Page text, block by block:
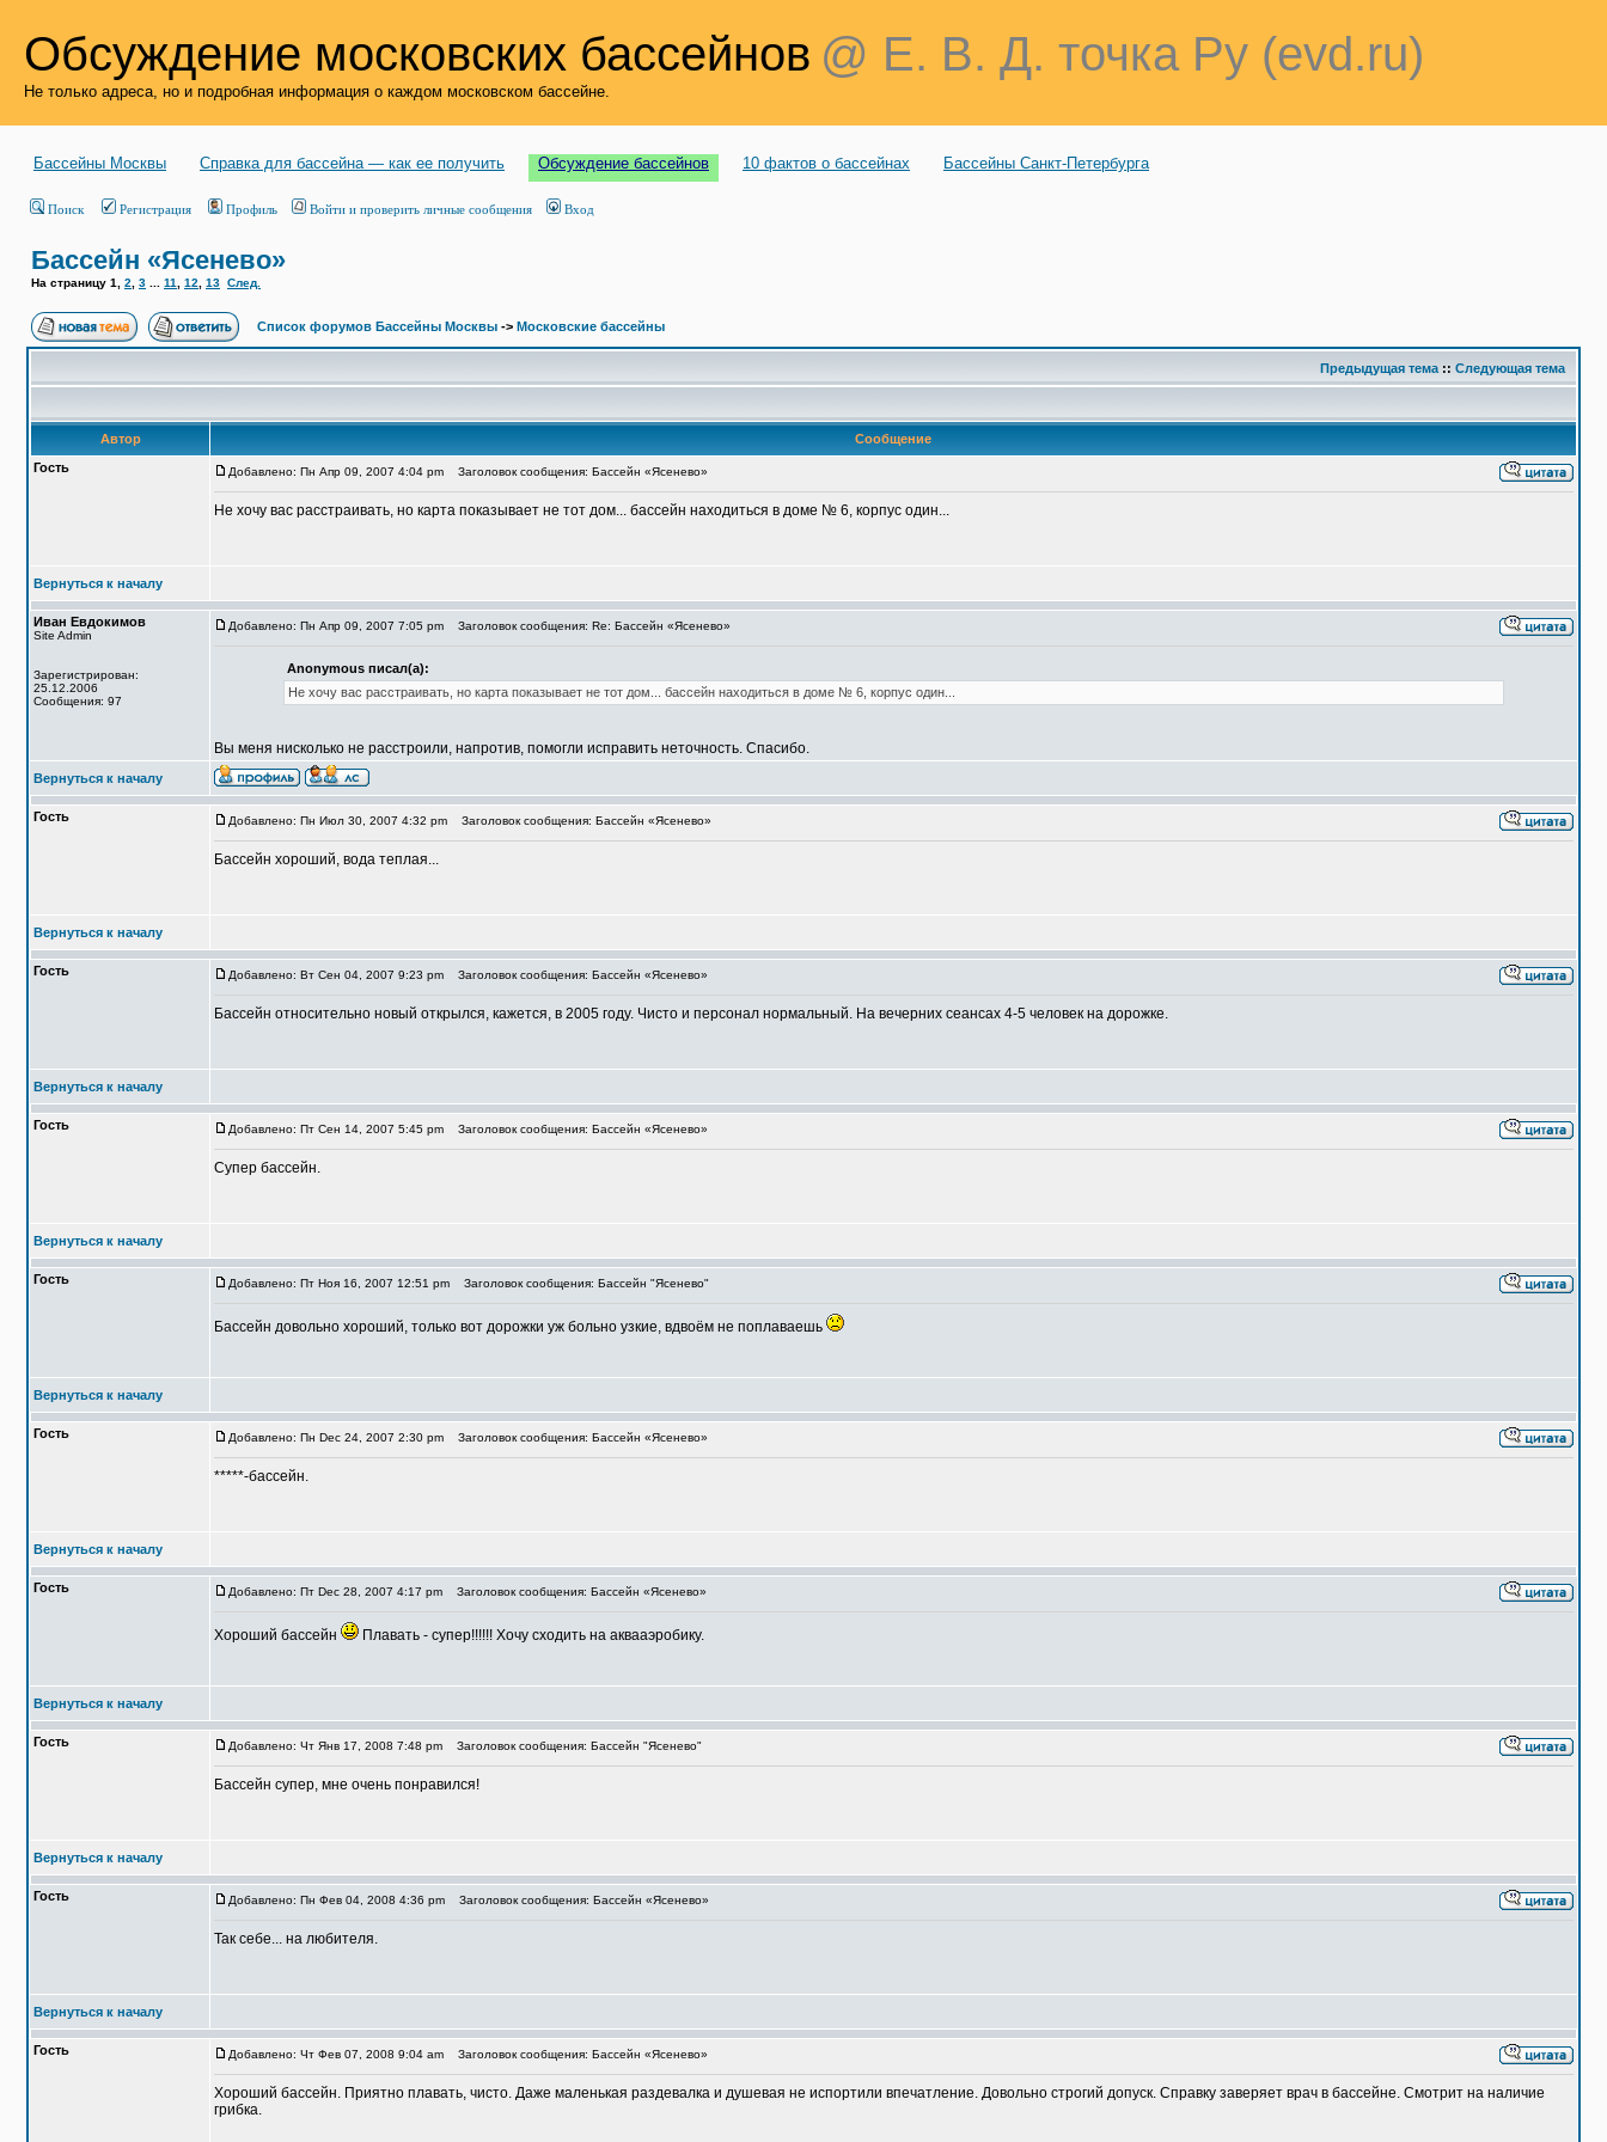
Обсуждение московских бассейнов @ Е. В. Д. точка Ру (evd.ru)
Не только адреса, но и подробная информация о каждом московском бассейне.
Бассейны Москвы Справка для бассейна — как ее получить Обсуждение бассейнов 10 фактов о бассейнах Бассейны Санкт-Петербурга
Поиск Регистрация Профиль Войти и проверить личные сообщения Вход
Бассейн «Ясенево»
На страницу 1 2 3 11 12 13 След.
Список форумов Бассейны Москвы -> Московские бассейны
Предыдущая тема :: Следующая тема
Автор
Сообщение
Гость
Добавлено: Пн Апр 09, 2007 4:04 pm Заголовок сообщения: Бассейн «Ясенево»
Не хочу вас расстраивать, но карта показывает не тот дом... бассейн находиться в доме № 6, корпус один...
Вернуться к началу
Иван Евдокимов
Site Admin
Зарегистрирован:
25.12.2006
Сообщения: 97
Добавлено: Пн Апр 09, 2007 7:05 pm Заголовок сообщения: Re: Бассейн «Ясенево»
Anonymous писал(а):
Не хочу вас расстраивать, но карта показывает не тот дом... бассейн находиться в доме № 6, корпус один...
Вы меня нисколько не расстроили, напротив, помогли исправить неточность. Спасибо.
Вернуться к началу
Гость Добавлено: Пн Июл 30, 2007 4:32 pm Заголовок сообщения: Бассейн «Ясенево»
Бассейн хороший, вода теплая...
Вернуться к началу
Гость Добавлено: Вт Сен 04, 2007 9:23 pm Заголовок сообщения: Бассейн «Ясенево»
Бассейн относительно новый открылся, кажется, в 2005 году. Чисто и персонал нормальный. На вечерних сеансах 4-5 человек на дорожке.
Вернуться к началу
Гость Добавлено: Пт Сен 14, 2007 5:45 pm Заголовок сообщения: Бассейн «Ясенево»
Супер бассейн.
Вернуться к началу
Гость Добавлено: Пт Ноя 16, 2007 12:51 pm Заголовок сообщения: Бассейн "Ясенево"
Бассейн довольно хороший, только вот дорожки уж больно узкие, вдвоём не поплаваешь
Вернуться к началу
Гость Добавлено: Пн Dec 24, 2007 2:30 pm Заголовок сообщения: Бассейн «Ясенево»
*****-бассейн.
Вернуться к началу
Гость Добавлено: Пт Dec 28, 2007 4:17 pm Заголовок сообщения: Бассейн «Ясенево»
Хороший бассейн Плавать - супер!!!!!! Хочу сходить на аквааэробику.
Вернуться к началу
Гость Добавлено: Чт Янв 17, 2008 7:48 pm Заголовок сообщения: Бассейн "Ясенево"
Бассейн супер, мне очень понравился!
Вернуться к началу
Гость Добавлено: Пн Фев 04, 2008 4:36 pm Заголовок сообщения: Бассейн «Ясенево»
Так себе... на любителя.
Вернуться к началу
Гость Добавлено: Чт Фев 07, 2008 9:04 am Заголовок сообщения: Бассейн «Ясенево»
Хороший бассейн. Приятно плавать, чисто. Даже маленькая раздевалка и душевая не испортили впечатление. Довольно строгий допуск. Справку заверяет врач в бассейне. Смотрит на наличие
грибка.